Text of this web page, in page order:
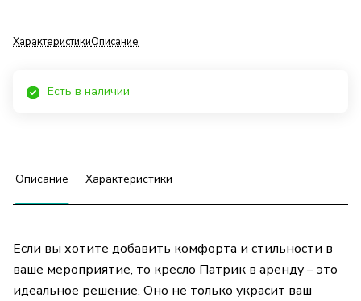
ХарактеристикиОписание
Есть в наличии
Описание Характеристики
Если вы хотите добавить комфорта и стильности в
ваше мероприятие, то кресло Патрик в аренду – это
идеальное решение. Оно не только украсит ваш